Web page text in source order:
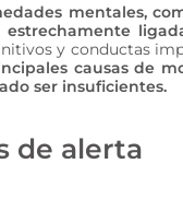
mentales,
estrechamente
y conductas
causas de
ser insuficientes.
de alerta